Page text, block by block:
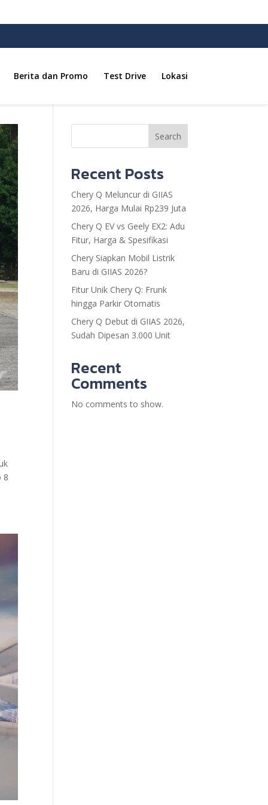
Berita dan Promo Test Drive Lokasi
8
Search
Recent Posts
Chery Q Meluncur di GIIAS
2026, Harga Mulai Rp239 Juta
Chery Q EV vs Geely EX2: Adu
Fitur, Harga & Spesifikasi
Chery Siapkan Mobil Listrik
Baru di GIIAS 2026?
Fitur Unik Chery Q: Frunk
hingga Parkir Otomatis
Chery Q Debut di GIIAS 2026,
Sudah Dipesan 3.000 Unit
Recent
Comments
No comments to show.